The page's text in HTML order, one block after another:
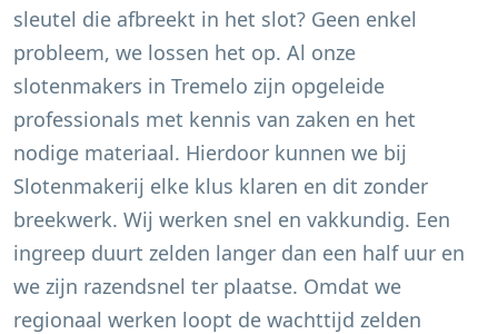
sleutel die afbreekt in het slot? Geen enkel
probleem, we lossen het op. Al onze
slotenmakers in Tremelo zijn opgeleide
professionals met kennis van zaken en het
nodige materiaal. Hierdoor kunnen we bij
Slotenmakerij elke klus klaren en dit zonder
breekwerk. Wij werken snel en vakkundig. Een
ingreep duurt zelden langer dan een half uur en
we zijn razendsnel ter plaatse. Omdat we
regionaal werken loopt de wachttijd zelden